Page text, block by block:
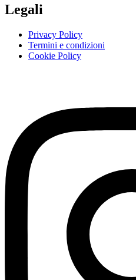
Legali
Privacy Policy
Termini e condizioni
Cookie Policy